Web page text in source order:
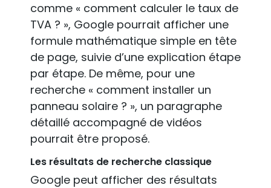
comme « comment calculer le taux de
TVA ? », Google pourrait afficher une
formule mathématique simple en tête
de page, suivie d’une explication étape
par étape. De même, pour une
recherche « comment installer un
panneau solaire ? », un paragraphe
détaillé accompagné de vidéos
pourrait être proposé.
Les résultats de recherche classique
Google peut afficher des résultats